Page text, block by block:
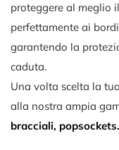
proteggere al meglio
perfettamente ai
garantendo la
caduta.
Una volta scelta la
alla nostra ampia
bracciali, popsockets